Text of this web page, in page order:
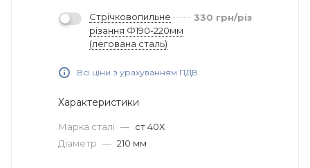
Стрічковопильне
різання Ф190-220мм
(легована сталь)
330 грн/різ
Всі ціни з урахуванням ПДВ
Характеристики
Марка сталі — ст 40Х
Діаметр — 210 мм